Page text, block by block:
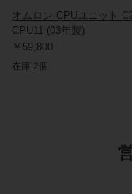
オムロン CPUユニット
CPU11 (03年製)
￥59,800
在庫 2個